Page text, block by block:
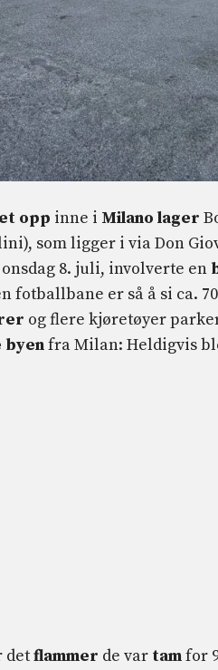
opp inne i Milano lager
som ligger i via Don
8. juli, involverte en
fotballbane er så å si ca.
og flere kjøretøyer
byenfra Milan: Heldigvis
detflammer de var tamfor